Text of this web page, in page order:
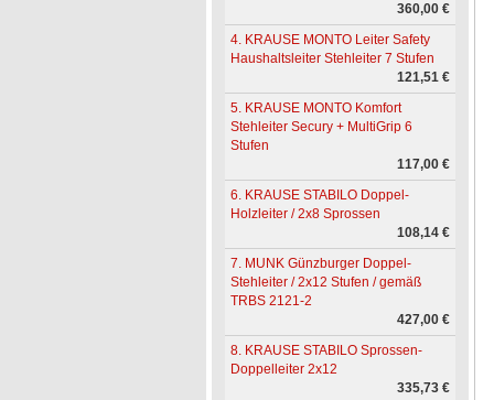
360,00 €
4. KRAUSE MONTO Leiter Safety
Haushaltsleiter Stehleiter 7 Stufen
121,51 €
5. KRAUSE MONTO Komfort
Stehleiter Secury + MultiGrip 6
Stufen
117,00 €
6. KRAUSE STABILO Doppel-
Holzleiter / 2x8 Sprossen
108,14 €
7. MUNK Günzburger Doppel-
Stehleiter / 2x12 Stufen / gemäß
TRBS 2121-2
427,00 €
8. KRAUSE STABILO Sprossen-
Doppelleiter 2x12
335,73 €